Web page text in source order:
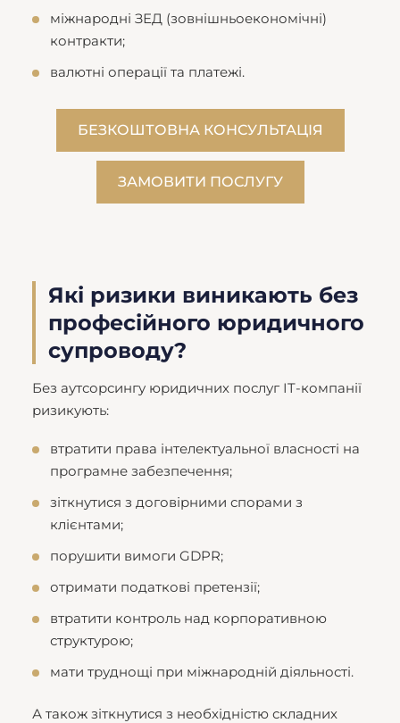
міжнародні ЗЕД (зовнішньоекономічні)
контракти;
валютні операції та платежі.
БЕЗКОШТОВНА КОНСУЛЬТАЦІЯ
ЗАМОВИТИ ПОСЛУГУ
Які ризики виникають без
професійного юридичного
супроводу?
Без аутсорсингу юридичних послуг IT-компанії
ризикують:
втратити права інтелектуальної власності на
програмне забезпечення;
зіткнутися з договірними спорами з
клієнтами;
порушити вимоги GDPR;
отримати податкові претензії;
втратити контроль над корпоративною
структурою;
мати труднощі при міжнародній діяльності.
А також зіткнутися з необхідністю складних